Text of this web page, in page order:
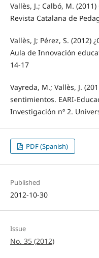
Vallès, J.; Calbó, M.
Revista Catalana de
Vallès, J; Pérez, S. (2012)
Aula de Innovación
14-17
Vayreda, M.; Vallès, J.
sentimientos. EARI-
Investigación nº 2.
PDF (Spanish)
Published
2012-10-30
Issue
No. 35 (2012)